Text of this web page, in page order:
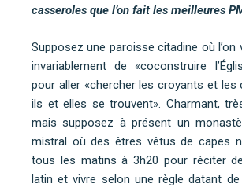
casseroles que l’on fait les meilleures
Supposez une paroisse citadine où
invariablement de «coconstruire
pour aller «chercher les croyants et les
ils et elles se trouvent». Charmant,
mais supposez à présent un
mistral où des êtres vêtus de capes
tous les matins à 3h20 pour réciter
latin et vivre selon une règle datant de